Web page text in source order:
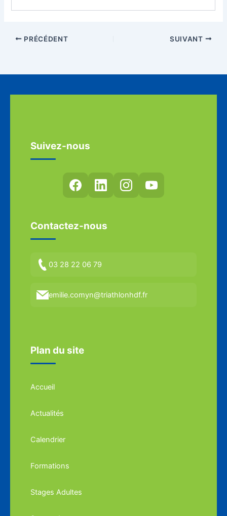
PRÉCÉDENT SUIVANT
Suivez-nous
Contactez-nous
03 28 22 06 79
emilie.comyn@triathlonhdf.fr
Plan du site
Accueil
Actualités
Calendrier
Formations
Stages Adultes